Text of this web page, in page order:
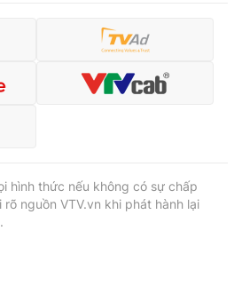
024.66 897 897
hình thức nếu không có sự chấp
nguồn VTV.vn khi phát hành lại